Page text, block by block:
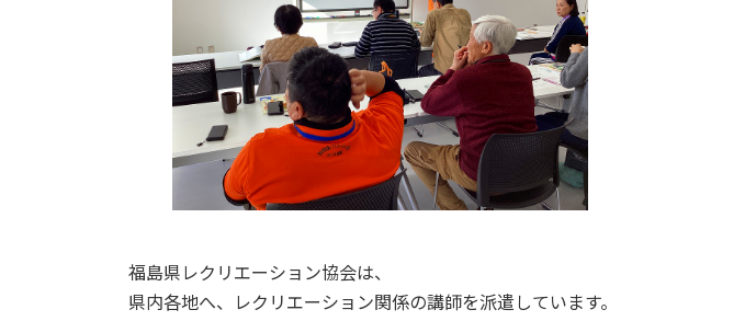
福島県レクリエーション協会は、
県内各地へ、レクリエーション関係の講師を派遣しています。